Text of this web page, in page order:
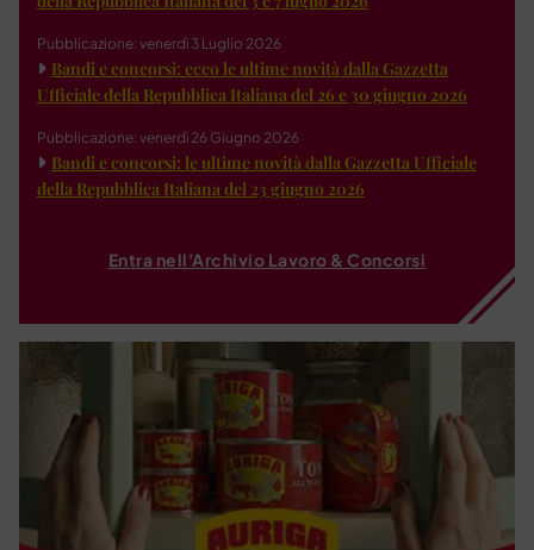
Pubblicazione: venerdì 3 Luglio 2026
Bandi e concorsi: ecco le ultime novità dalla Gazzetta
Ufficiale della Repubblica Italiana del 26 e 30 giugno 2026
Pubblicazione: venerdì 26 Giugno 2026
Bandi e concorsi: le ultime novità dalla Gazzetta Ufficiale
della Repubblica Italiana del 23 giugno 2026
Entra nell'Archivio Lavoro & Concorsi